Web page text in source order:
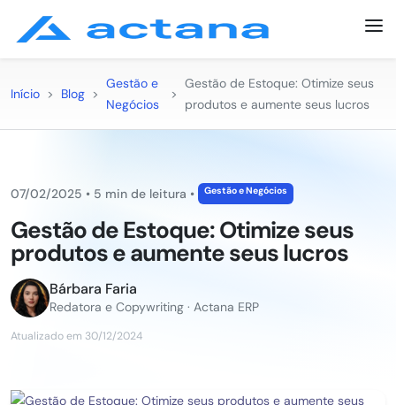
Início > Blog >
Gestão e
Negócios
>
Gestão de Estoque: Otimize seus
produtos e aumente seus lucros
07/02/2025 • 5 min de leitura • Gestão e Negócios
Gestão de Estoque: Otimize seus
produtos e aumente seus lucros
Bárbara Faria
Redatora e Copywriting · Actana ERP
Atualizado em 30/12/2024